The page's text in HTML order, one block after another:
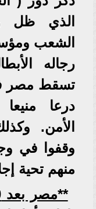
الذي ظل
الشعب
رجاله
تسقط مصر
درعا
الأمن.
وقفوا في
منهم تحية